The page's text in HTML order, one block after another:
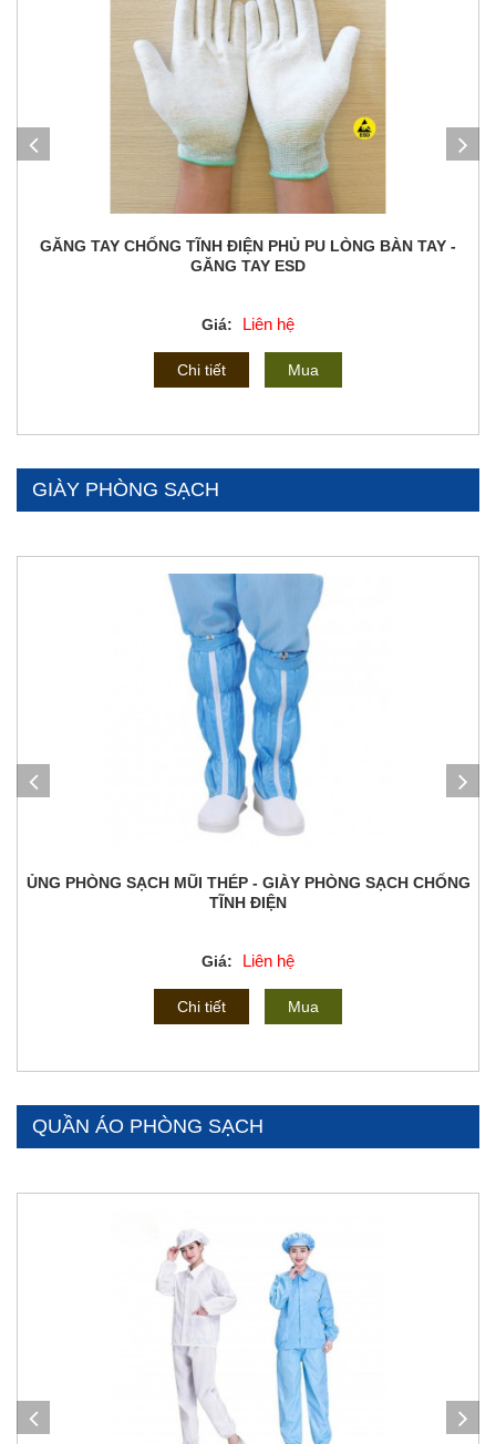
GĂNG TAY CHỐNG TĨNH ĐIỆN PHỦ PU LÒNG BÀN TAY -
GĂNG TAY ESD
Giá: Liên hệ
Chi tiết Mua
GIÀY PHÒNG SẠCH
ỦNG PHÒNG SẠCH MŨI THÉP - GIÀY PHÒNG SẠCH CHỐNG
TĨNH ĐIỆN
Giá: Liên hệ
Chi tiết Mua
QUẦN ÁO PHÒNG SẠCH